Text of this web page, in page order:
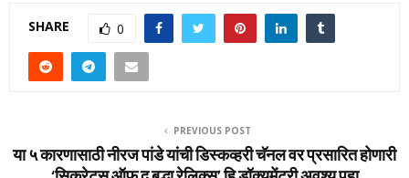
SHARE 0
PREVIOUS POST
या ५ कारणासाठी नीरज पांडे यांची डिस्कव्हरी चॅनल वर प्रसारित होणारी